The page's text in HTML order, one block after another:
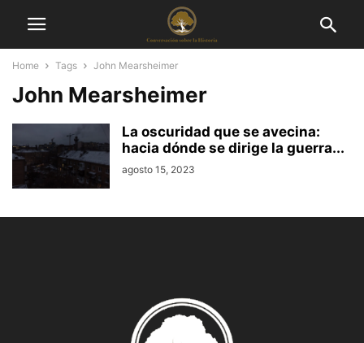
Home Tags John Mearsheimer
John Mearsheimer
La oscuridad que se avecina:
hacia dónde se dirige la guerra...
agosto 15, 2023